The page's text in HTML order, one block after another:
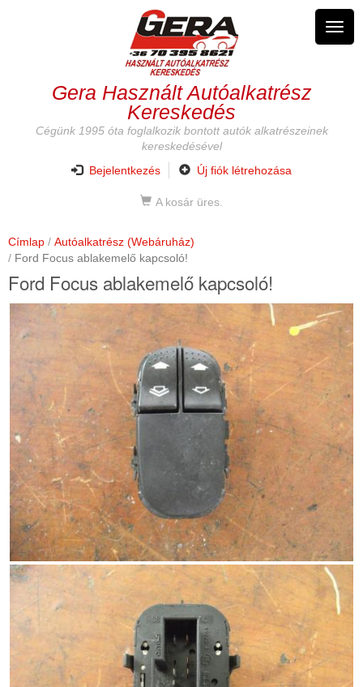
Gera Használt Autóalkatrész
Kereskedés
Cégünk 1995 óta foglalkozik bontott autók alkatrészeinek
kereskedésével
Bejelentkezés
Új fiók létrehozása
A kosár üres.
Címlap
Autóalkatrész (Webáruház)
Ford Focus ablakemelő kapcsoló!
Ford Focus ablakemelő kapcsoló!